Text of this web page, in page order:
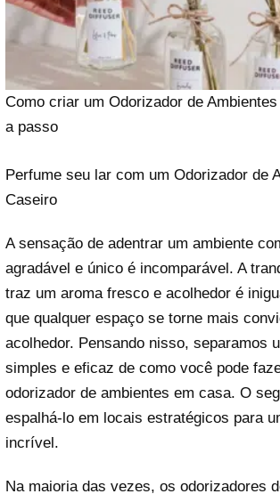
Como criar um Odorizador de
a passo
Perfume seu lar com um Odorizador de
Caseiro
A sensação de adentrar um ambiente
agradável e único é incomparável. A
traz um aroma fresco e acolhedor é
que qualquer espaço se torne mais
acolhedor. Pensando nisso, separamos
simples e eficaz de como você pode
odorizador de ambientes em casa. O
espalhá-lo em locais estratégicos para
incrível.
Na maioria das vezes, os odorizadores